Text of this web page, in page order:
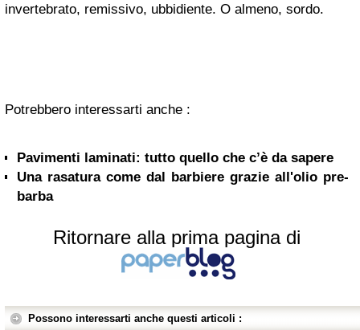
invertebrato, remissivo, ubbidiente. O almeno, sordo.
Potrebbero interessarti anche :
Pavimenti laminati: tutto quello che c’è da sapere
Una rasatura come dal barbiere grazie all'olio pre-
barba
Ritornare alla prima pagina di
Possono interessarti anche questi articoli :